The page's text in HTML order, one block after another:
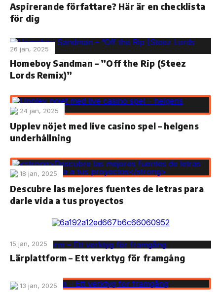
Aspirerande författare? Här är en checklista
för dig
26 jan, 2025
Homeboy Sandman – ”Off the Rip (Steez
Lords Remix)”
24 jan, 2025
Upplev nöjet med live casino spel – helgens
underhållning
18 jan, 2025
Descubre las mejores fuentes de letras para
darle vida a tus proyectos
15 jan, 2025
Lärplattform – Ett verktyg för framgång
13 jan, 2025